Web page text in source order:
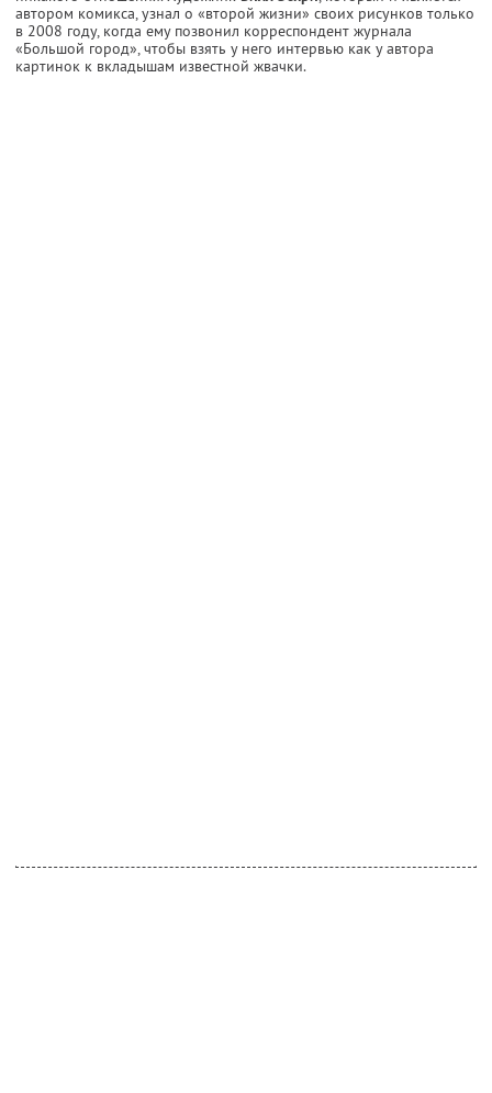
автором комикса, узнал о «второй жизни» своих рисунков только
в 2008 году, когда ему позвонил корреспондент журнала
«Большой город», чтобы взять у него интервью как у автора
картинок к вкладышам известной жвачки.